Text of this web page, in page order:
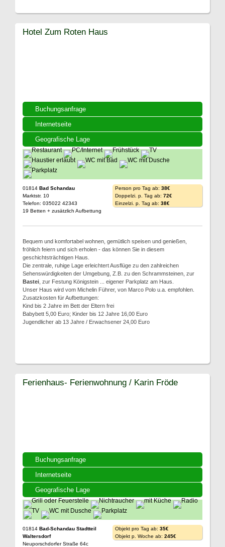
Buchungsanfrage
Internetseite
Geografische Lage
Hotel Zum Roten Haus
01814 Bad Schandau
Marktstr. 10
Telefon: 035022 42343
19 Betten + zusätzlich Aufbettung
Person pro Tag ab: 38€
Doppelzi. p. Tag ab: 72€
Einzelzi. p. Tag ab: 38€
Bequem und komfortabel wohnen, gemütlich speisen und genießen,
fröhlich feiern und sich erholen - das können Sie in diesem
geschichtsträchtigen Haus.
Die zentrale, ruhige Lage erleichtert Ausflüge zu den zahlreichen
Sehenswürdigkeiten der Umgebung, Z.B. zu den Schrammsteinen, zur
Bastei , zur Festung Königstein ... eigener Parkplatz am Haus.
Unser Haus wird vom Michelin Führer, von Marco Polo u.a. empfohlen.
Zusatzkosten für Aufbettungen:
Kind bis 2 Jahre im Bett der Eltern frei
Babybett 5,00 Euro; Kinder bis 12 Jahre 16,00 Euro
Jugendlicher ab 13 Jahre / Erwachsener 24,00 Euro
Buchungsanfrage
Internetseite
Geografische Lage
Ferienhaus- Ferienwohnung / Karin Fröde
01814 Bad-Schandau Stadtteil
Waltersdorf
Neuporschdorfer Straße 64c
Objekt pro Tag ab: 35€
Objekt p. Woche ab: 245€